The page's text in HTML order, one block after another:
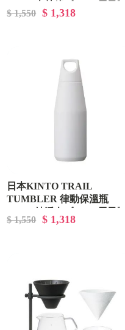
D-09-NK-020213
$ 1,550 $ 1,318
日本KINTO TRAIL
TUMBLER 律動保溫瓶
D-09-NK-020211
$ 1,550 $ 1,318